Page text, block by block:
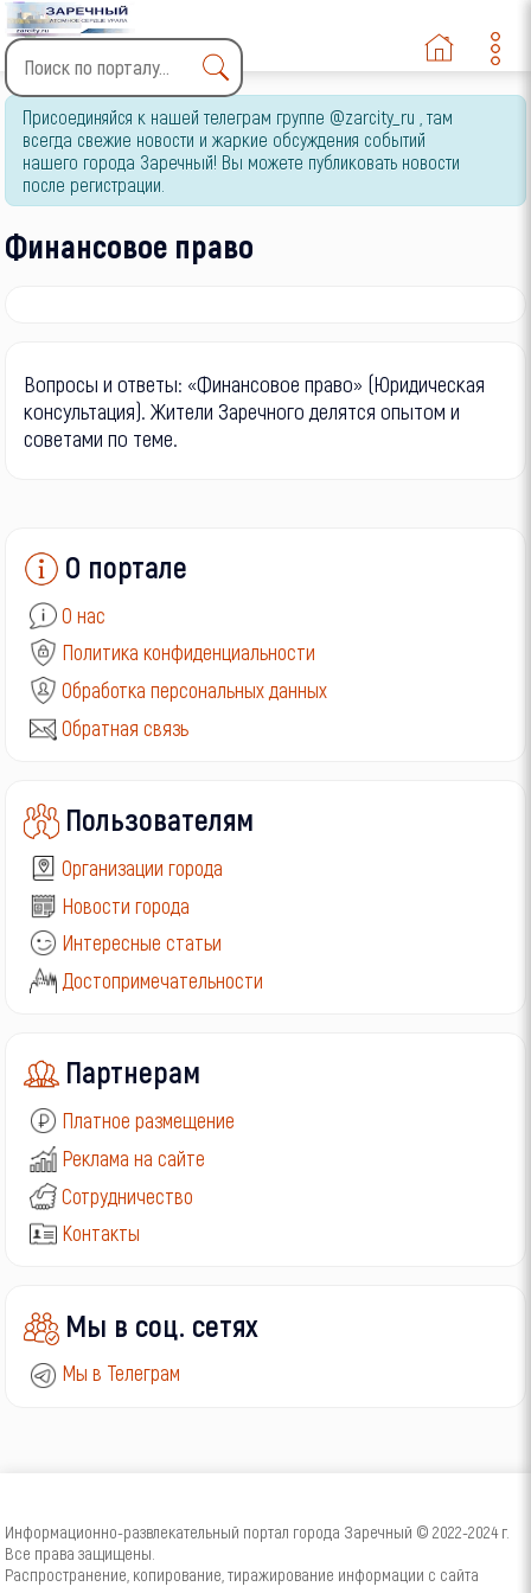
Прочие юридические
Юмор
Type 2 or more characters
for results.
Присоединяйся к нашей телеграм группе @zarcity_ru , там
всегда свежие новости и жаркие обсуждения событий
нашего города Заречный! Вы можете публиковать новости
после регистрации.
Финансовое право
Вопросы и ответы: «Финансовое право» (Юридическая
консультация). Жители Заречного делятся опытом и
советами по теме.
О портале
О нас
Политика конфиденциальности
Обработка персональных данных
Обратная связь
Пользователям
Организации города
Новости города
Интересные статьи
Достопримечательности
Партнерам
Платное размещение
Реклама на сайте
Сотрудничество
Контакты
Мы в соц. сетях
Мы в Телеграм
Информационно-развлекательный портал города Заречный © 2022-2024 г.
Все права защищены.
Распространение, копирование, тиражирование информации с сайта